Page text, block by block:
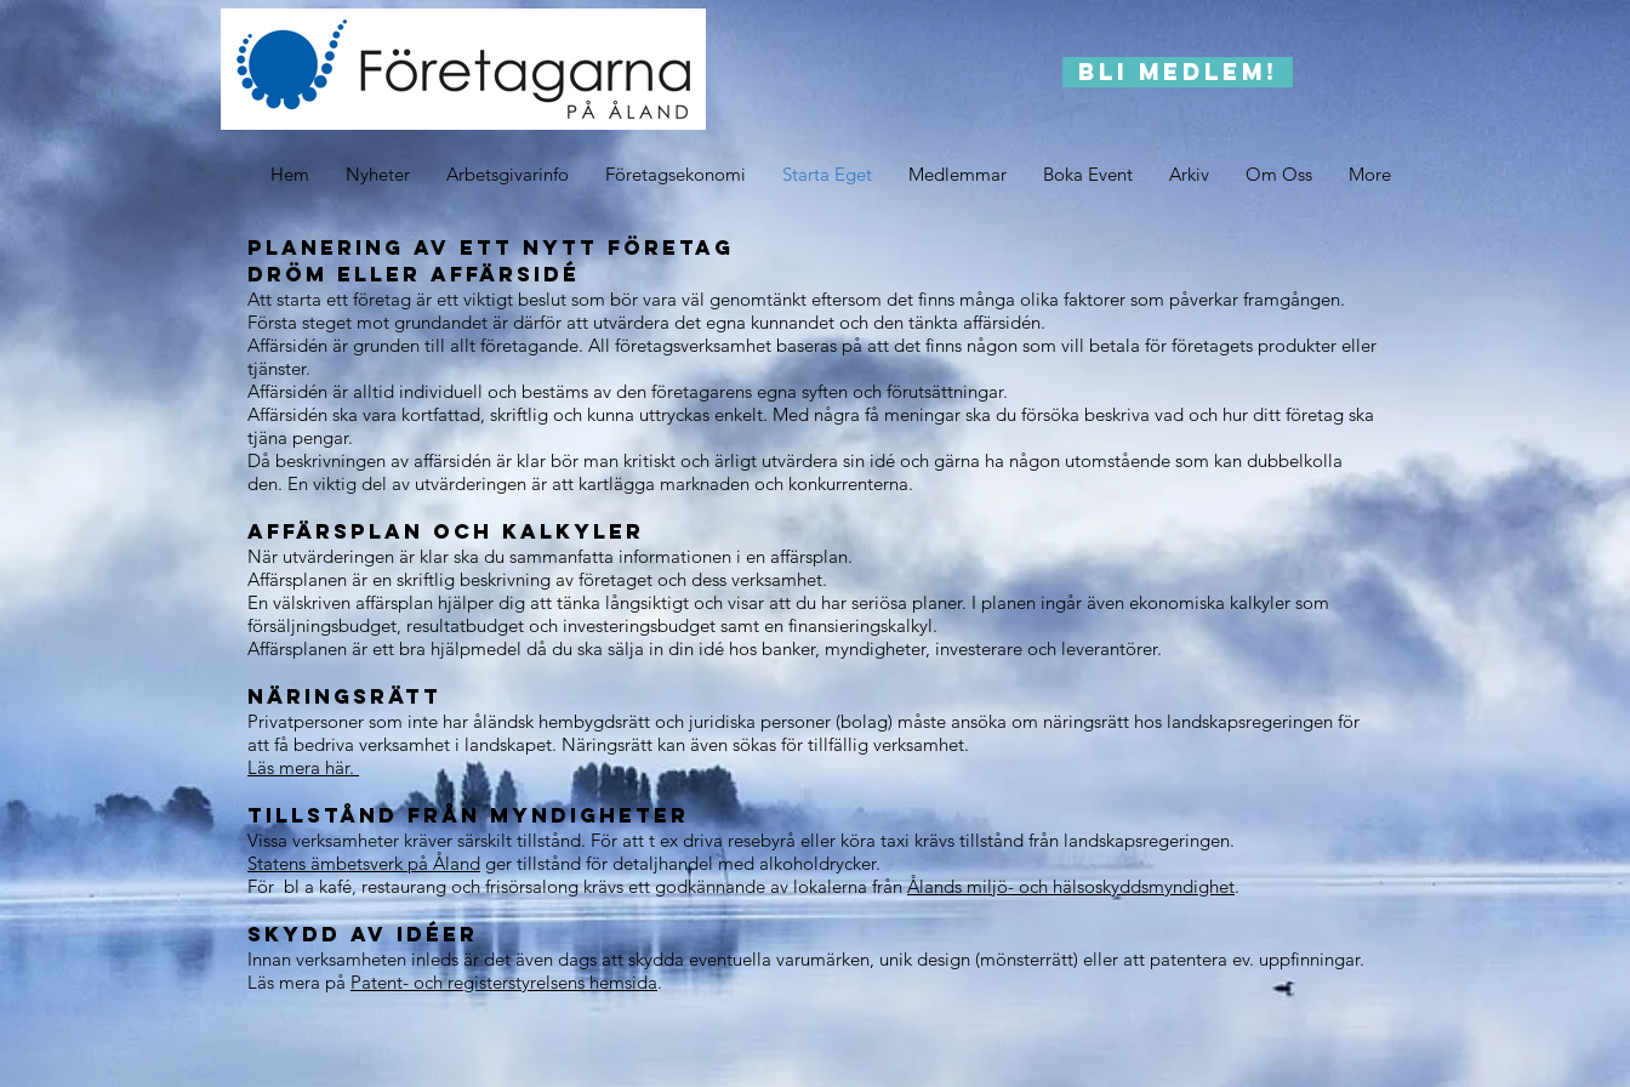
Bli medlem!
Hem Nyheter Arbetsgivarinfo Företagsekonomi Starta Eget Medlemmar Boka Event Arkiv Om Oss More
Planering av ett nytt företag
Dröm eller affärsidé
Att starta ett företag är ett viktigt beslut som bör vara väl genomtänkt eftersom det finns många olika faktorer som påverkar framgången.
Första steget mot grundandet är därför att utvärdera det egna kunnandet och den tänkta affärsidén.
Affärsidén är grunden till allt företagande. All företagsverksamhet baseras på att det finns någon som vill betala för företagets produkter eller
tjänster.
Affärsidén är alltid individuell och bestäms av den företagarens egna syften och förutsättningar.
Affärsidén ska vara kortfattad, skriftlig och kunna uttryckas enkelt. Med några få meningar ska du försöka beskriva vad och hur ditt företag ska
tjäna pengar.
Då beskrivningen av affärsidén är klar bör man kritiskt och ärligt utvärdera sin idé och gärna ha någon utomstående som kan dubbelkolla
den. En viktig del av utvärderingen är att kartlägga marknaden och konkurrenterna.
Affärsplan och kalkyler
När utvärderingen är klar ska du sammanfatta informationen i en affärsplan.
Affärsplanen är en skriftlig beskrivning av företaget och dess verksamhet.
En välskriven affärsplan hjälper dig att tänka långsiktigt och visar att du har seriösa planer. I planen ingår även ekonomiska kalkyler som
försäljningsbudget, resultatbudget och investeringsbudget samt en finansieringskalkyl.
Affärsplanen är ett bra hjälpmedel då du ska sälja in din idé hos banker, myndigheter, investerare och leverantörer.
Näringsrätt
Privatpersoner som inte har åländsk hembygdsrätt och juridiska personer (bolag) måste ansöka om näringsrätt hos landskapsregeringen för
att få bedriva verksamhet i landskapet. Näringsrätt kan även sökas för tillfällig verksamhet.
Läs mera här.
Tillstånd från myndigheter
Vissa verksamheter kräver särskilt tillstånd. För att t ex driva resebyrå eller köra taxi krävs tillstånd från landskapsregeringen.
Statens ämbetsverk på Åland ger tillstånd för detaljhandel med alkoholdrycker.
För bl a kafé, restaurang och frisörsalong krävs ett godkännande av lokalerna frånÅlands miljö- och hälsoskyddsmyndighet.
Skydd av idéer
Innan verksamheten inleds är det även dags att skydda eventuella varumärken, unik design (mönsterrätt) eller att patentera ev. uppfinningar.
Läs mera på Patent- och registerstyrelsens hemsida.